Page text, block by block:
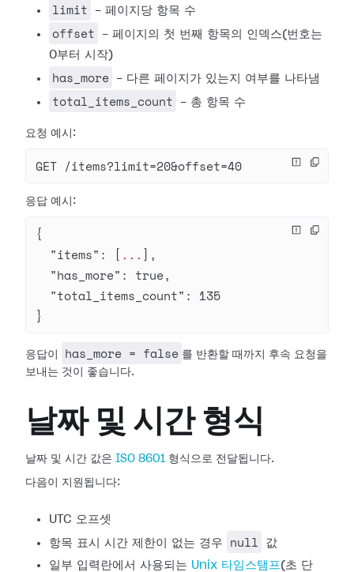
limit - 페이지당 항목 수
offset
- 페이지의 첫 번째 항목의 인덱스(번호는
0부터 시작)
has_more - 다른 페이지가 있는지 여부를 나타냄
total_items_count - 총 항목 수
요청 예시:
GET /items?limit=20&offset=40
응답 예시:
{
  "items"
: [ ... ],
  "has_more"
: true,
  "total_items_count"
: 135
}
응답이 has_more = false 를 반환할 때까지 후속 요청을
보내는 것이 좋습니다.
날짜 및 시간 형식
날짜 및 시간 값은 ISO 8601 형식으로 전달됩니다.
다음이 지원됩니다:
UTC 오프셋
항목 표시 시간 제한이 없는 경우
null
값
일부 입력란에서 사용되는 Unix 타임스탬프(초 단